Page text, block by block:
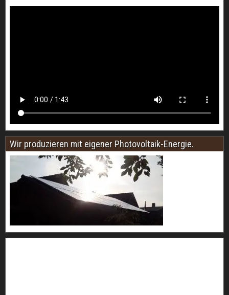
Wir produzieren mit eigener Photovoltaik-Energie.